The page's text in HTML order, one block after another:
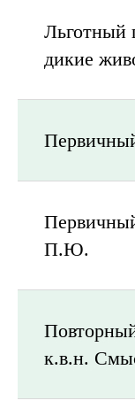
Льготный
дикие
П.Ю.
к.в.н.
Вы можете